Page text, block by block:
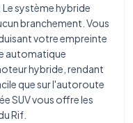
Le système hybride
branchement. Vous
votre empreinte
automatique
hybride, rendant
que sur l'autoroute
SUV vous offre les
Rif.